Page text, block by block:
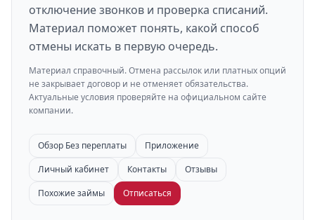
отключение звонков и проверка списаний.
Материал поможет понять, какой способ
отмены искать в первую очередь.
Материал справочный. Отмена рассылок или платных опций
не закрывает договор и не отменяет обязательства.
Актуальные условия проверяйте на официальном сайте
компании.
Обзор Без переплаты
Приложение
Личный кабинет
Контакты
Отзывы
Похожие займы
Отписаться